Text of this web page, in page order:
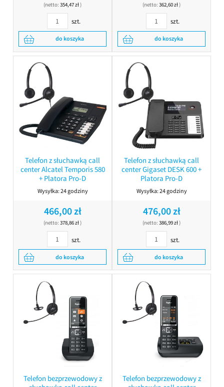
(netto: 354,47 zł)
szt.
do koszyka
(netto: 362,60 zł)
szt.
do koszyka
Telefon z słuchawką call
center Alcatel Temporis 580
+ Platora Pro-D
Wysyłka:24 godziny
466,00 zł
(netto: 378,86 zł)
szt.
do koszyka
Telefon z słuchawką call
center Gigaset DESK 600 +
Platora Pro-D
Wysyłka:24 godziny
476,00 zł
(netto: 386,99 zł)
szt.
do koszyka
Telefon bezprzewodowy z
Telefon bezprzewodowy z